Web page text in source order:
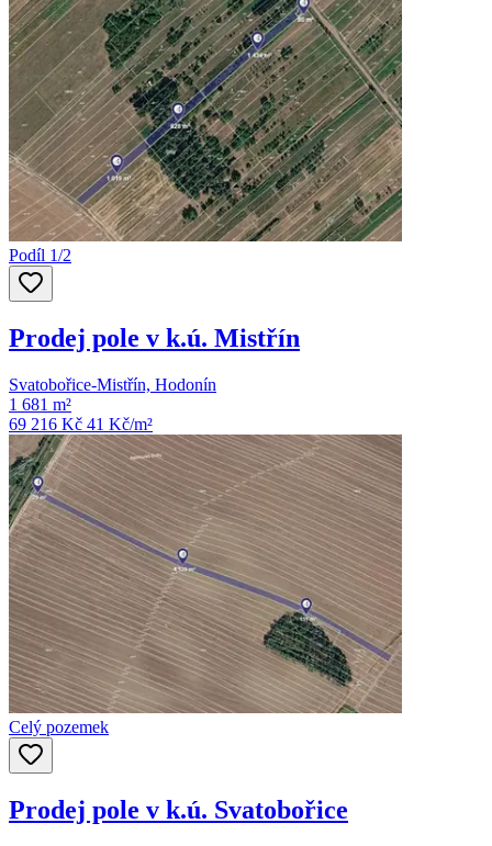
Podíl 1/2
Prodej pole v k.ú. Mistřín
Svatobořice-Mistřín, Hodonín
1 681 m²
69 216 Kč 41 Kč/m²
Celý pozemek
Prodej pole v k.ú. Svatobořice